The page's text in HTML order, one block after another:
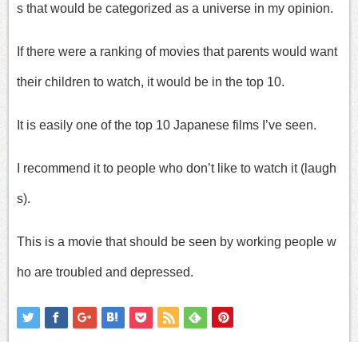
s that would be categorized as a universe in my opinion.
If there were a ranking of movies that parents would want
their children to watch, it would be in the top 10.
It is easily one of the top 10 Japanese films I’ve seen.
I recommend it to people who don’t like to watch it (laugh
s).
This is a movie that should be seen by working people w
ho are troubled and depressed.